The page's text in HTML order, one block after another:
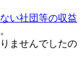
い社団等の収益
ませんでしたの